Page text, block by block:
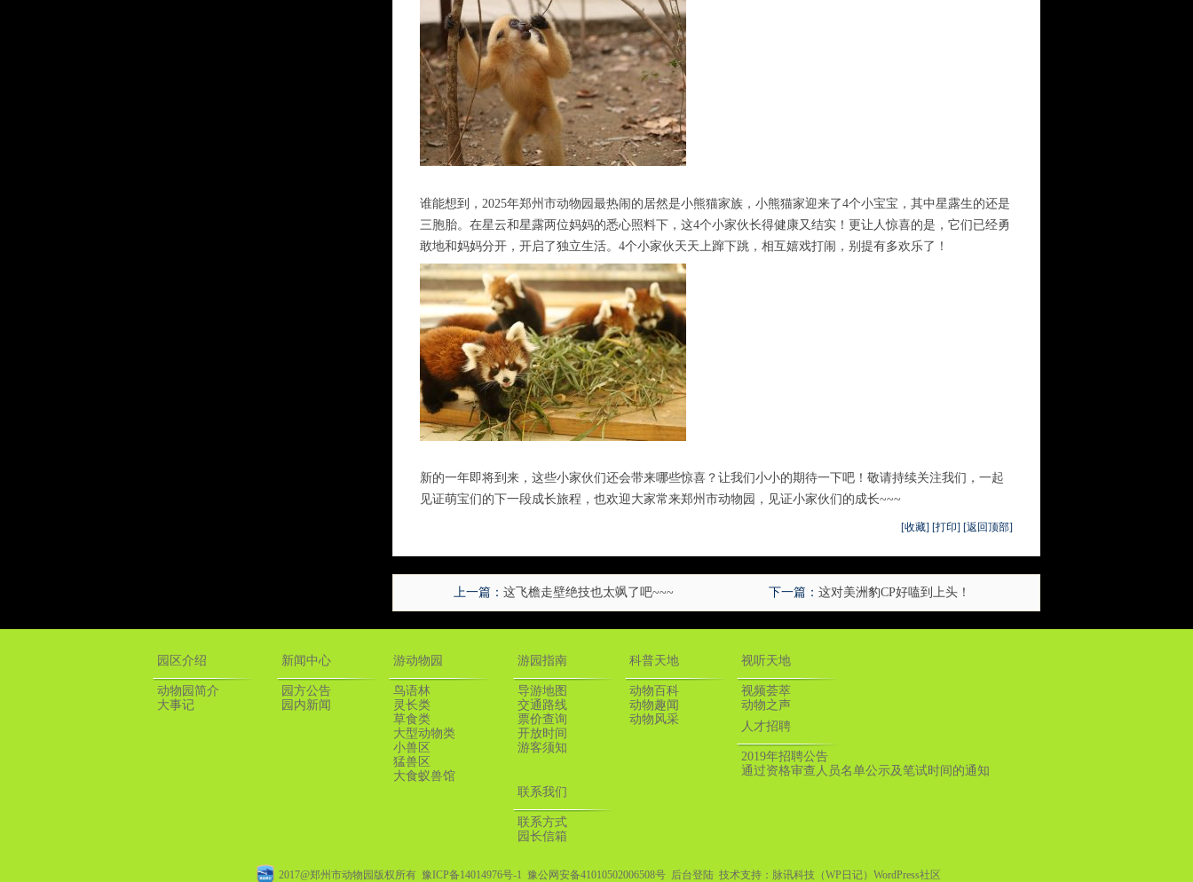
谁能想到，2025年郑州市动物园最热闹的居然是小熊猫家族，小熊猫家迎来了4个小宝宝，其中星露生的还是
三胞胎。在星云和星露两位妈妈的悉心照料下，这4个小家伙长得健康又结实！更让人惊喜的是，它们已经勇
敢地和妈妈分开，开启了独立生活。4个小家伙天天上蹿下跳，相互嬉戏打闹，别提有多欢乐了！​
新的一年即将到来，这些小家伙们还会带来哪些惊喜？让我们小小的期待一下吧！敬请持续关注我们，一起
见证萌宝们的下一段成长旅程，也欢迎大家常来郑州市动物园，见证小家伙们的成长~~~
[收藏] [打印] [返回顶部]
上一篇： 这飞檐走壁绝技也太飒了吧~~~ 下一篇： 这对美洲豹CP好嗑到上头！
园区介绍
动物园简介
大事记
新闻中心
园方公告
园内新闻
游动物园
鸟语林
灵长类
草食类
大型动物类
小兽区
猛兽区
大食蚁兽馆
游园指南
导游地图
交通路线
票价查询
开放时间
游客须知
科普天地
动物百科
动物趣闻
动物风采
视听天地
视频荟萃
动物之声
人才招聘
2019年招聘公告
通过资格审查人员名单公示及笔试时间的通知
联系我们
联系方式
园长信箱
2017@郑州市动物园版权所有 豫ICP备14014976号-1 豫公网安备41010502006508号 后台登陆 技术支持： 脉讯科技（WP日记） WordPress社区